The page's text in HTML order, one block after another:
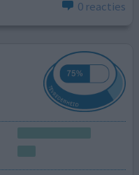
0 reacties